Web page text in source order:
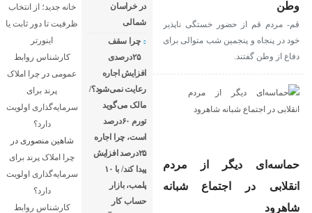
وطن
قم- مردم قم از حضور خستگی ناپذیر
خود در پنجاه و پنجمین شب متوالی برای
دفاع از وطن گفتند.
حماسه‌ای دیگر از مردم
انقلابی در اجتماع شبانه
شاهرود
در خراسان
شمالی
چرا سقف
۲۵درصدی
افزایش اجاره
رعایت نمی‌شود؟/
مالک می‌گوید
تورم ۶۰درصد
است، چرا اجاره
۲۵درصد افزایش
پیدا کند/ با ۱۰
پلمب، بازار
حساب کار
خانه جدید؛ از انتخاب
ظرفیت تا دور ثابت یا
اینورتر
کارشناس روابط
عمومیدر چرا املاک
پرند برای
سرمایه‌گذاری اولویت
دارد؟
شاهین منصوری در
چرا املاک پرند برای
سرمایه‌گذاری اولویت
دارد؟
کارشناس روابط